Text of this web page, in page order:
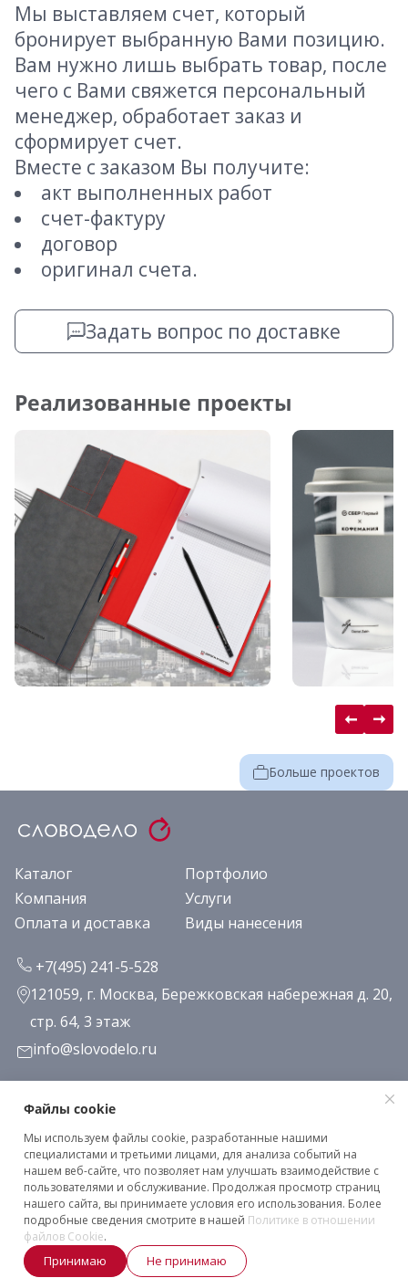
Мы выставляем счет, который
бронирует выбранную Вами позицию.
Вам нужно лишь выбрать товар, после
чего с Вами свяжется персональный
менеджер, обработает заказ и
сформирует счет.
Вместе с заказом Вы получите:
акт выполненных работ
счет-фактуру
договор
оригинал счета.
Задать вопрос по доставке
Реализованные проекты
Больше проектов
Каталог
Портфолио
Компания
Услуги
Оплата и доставка
Виды нанесения
+7(495) 241-5-528
121059, г. Москва, Бережковская набережная д. 20,
стр. 64, 3 этаж
info@slovodelo.ru
Заказать звонок
Подписаться на рассылку
Клиентское соглашение
Политика конфиденциальности
2026 © «Словодело». Все права защищены
Файлы cookie
Мы используем файлы cookie, разработанные нашими
специалистами и третьими лицами, для анализа событий на
нашем веб-сайте, что позволяет нам улучшать взаимодействие с
пользователями и обслуживание. Продолжая просмотр страниц
нашего сайта, вы принимаете условия его использования. Более
подробные сведения смотрите в нашей Политике в отношении
файлов Cookie.
Принимаю Не принимаю